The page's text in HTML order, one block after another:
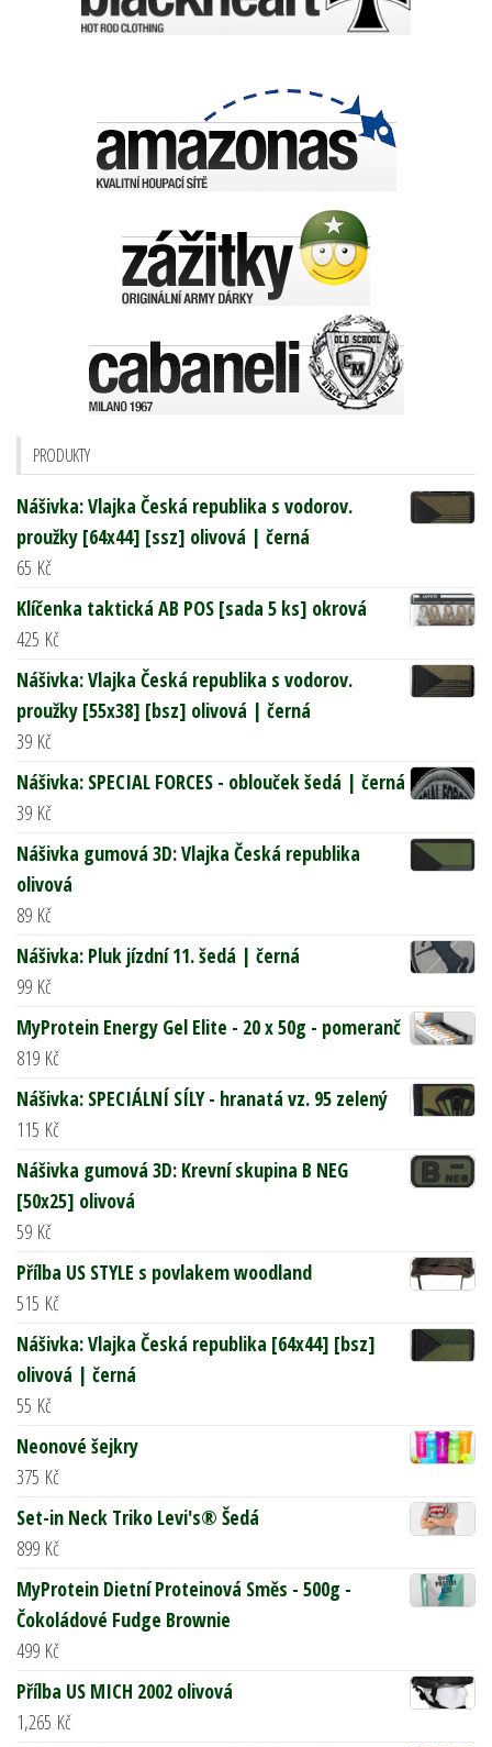
PRODUKTY
Nášivka: Vlajka Česká republika s vodorov.
proužky [64x44] [ssz] olivová | černá
65 Kč
Klíčenka taktická AB POS [sada 5 ks] okrová
425 Kč
Nášivka: Vlajka Česká republika s vodorov.
proužky [55x38] [bsz] olivová | černá
39 Kč
Nášivka: SPECIAL FORCES - oblouček šedá | černá
39 Kč
Nášivka gumová 3D: Vlajka Česká republika
olivová
89 Kč
Nášivka: Pluk jízdní 11. šedá | černá
99 Kč
MyProtein Energy Gel Elite - 20 x 50g - pomeranč
819 Kč
Nášivka: SPECIÁLNÍ SÍLY - hranatá vz. 95 zelený
115 Kč
Nášivka gumová 3D: Krevní skupina B NEG
[50x25] olivová
59 Kč
Přílba US STYLE s povlakem woodland
515 Kč
Nášivka: Vlajka Česká republika [64x44] [bsz]
olivová | černá
55 Kč
Neonové šejkry
375 Kč
Set-in Neck Triko Levi's® Šedá
899 Kč
MyProtein Dietní Proteinová Směs - 500g -
Čokoládové Fudge Brownie
499 Kč
Přílba US MICH 2002 olivová
1,265 Kč